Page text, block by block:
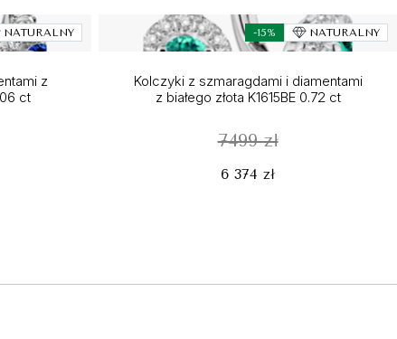
NATURALNY
z
ct
-15% NATURALNY
Kolczyki z szmaragdami i diamentami
z białego złota K1615BE 0.72 ct
7499 zł
6 374 zł